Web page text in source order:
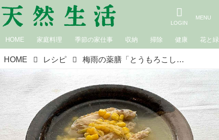
HOME 家庭料理 季節の家仕事 収納 掃除 健康 花と緑
HOME レシピ 梅雨の薬膳「とうもろこしと鶏手羽中のおつゆ」のつくり方。体のむくみを流して元気にする旬の“とうもろこし”の簡単スープ｜荒木典子の“旬のおつゆ